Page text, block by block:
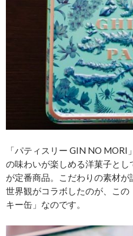
「パティスリー GIN NO
の味わいが楽しめる洋菓子とし
が定番商品。こだわりの素材
世界観がコラボしたのが、こ
キー缶」なのです。